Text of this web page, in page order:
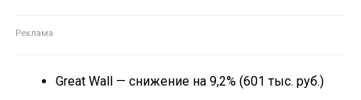
Great Wall — снижение на 9,2% (601 тыс. руб.)